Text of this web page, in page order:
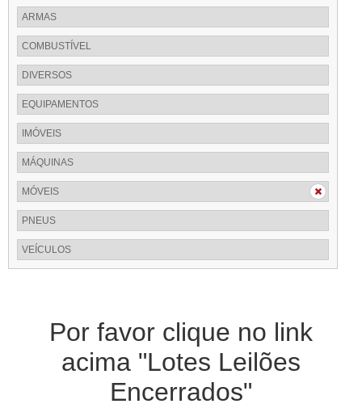
ARMAS
COMBUSTÍVEL
DIVERSOS
EQUIPAMENTOS
IMÓVEIS
MÁQUINAS
MÓVEIS
PNEUS
VEÍCULOS
Por favor clique no link
acima "Lotes Leilões
Encerrados"